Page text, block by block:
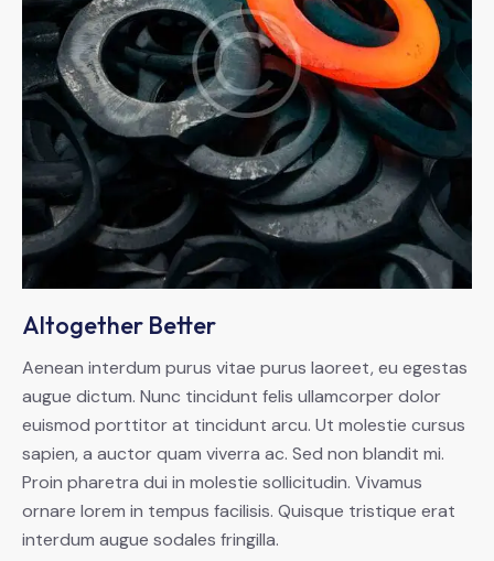
Altogether Better
Aenean interdum purus vitae purus laoreet, eu egestas
augue dictum. Nunc tincidunt felis ullamcorper dolor
euismod porttitor at tincidunt arcu. Ut molestie cursus
sapien, a auctor quam viverra ac. Sed non blandit mi.
Proin pharetra dui in molestie sollicitudin. Vivamus
ornare lorem in tempus facilisis. Quisque tristique erat
interdum augue sodales fringilla.